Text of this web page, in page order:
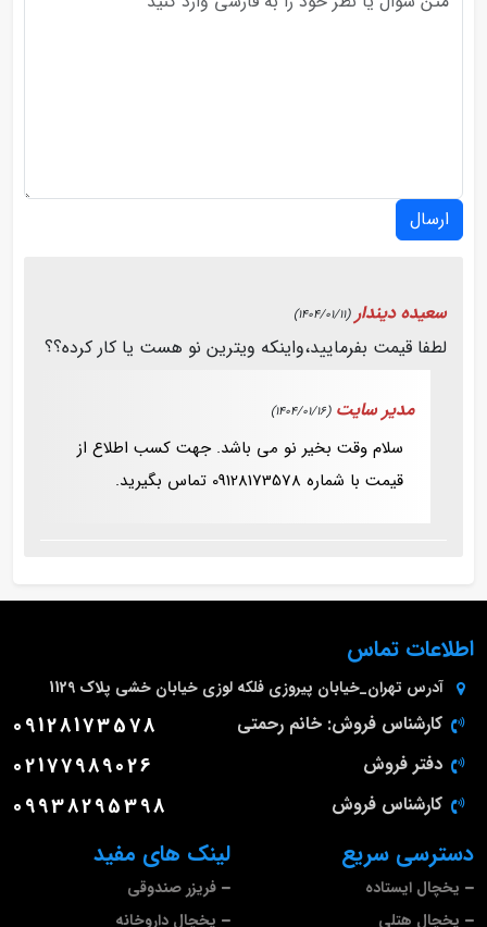
ارسال
سعیده دیندار (1404/01/11)
لطفا قیمت بفرمایید،واینکه ویترین نو هست یا کار کرده؟؟
مدیر سایت (1404/01/16)
سلام وقت بخیر نو می باشد. جهت کسب اطلاع از
قیمت با شماره 09128173578 تماس بگیرید.
لینک های مفید
فریزر صندوقی
یخچال داروخانه
دسترسی سریع
یخچال ایستاده
یخچال هتلی
اطلاعات تماس
آدرس تهران_خیابان پیروزی فلکه لوزی خیابان خشی پلاک 1129
کارشناس فروش: خانم رحمتی 09128173578
دفتر فروش 02177989026
کارشناس فروش 09938295398